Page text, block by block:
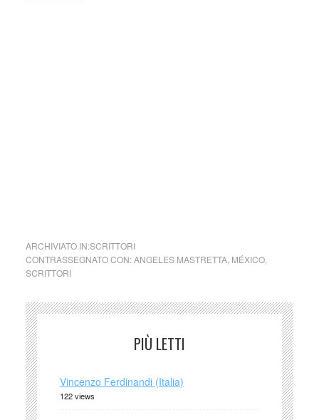
ARCHIVIATO IN:SCRITTORI
CONTRASSEGNATO CON:ANGELES MASTRETTA, MÉXICO,
SCRITTORI
PIÙ LETTI
Vincenzo Ferdinandi (Italia)
122 views